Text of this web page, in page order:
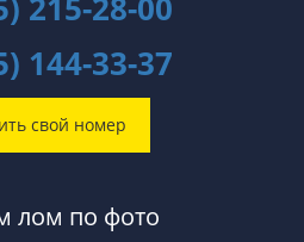
144-33-37
свой номер
лом по фото